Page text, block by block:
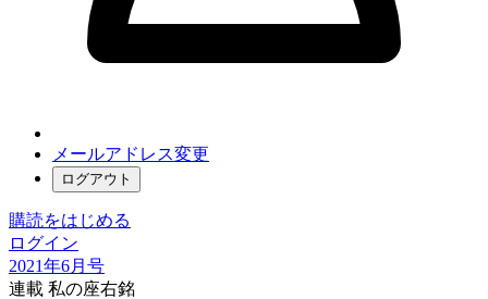
メールアドレス変更
ログアウト
購読をはじめる
ログイン
2021年6月号
連載 私の座右銘